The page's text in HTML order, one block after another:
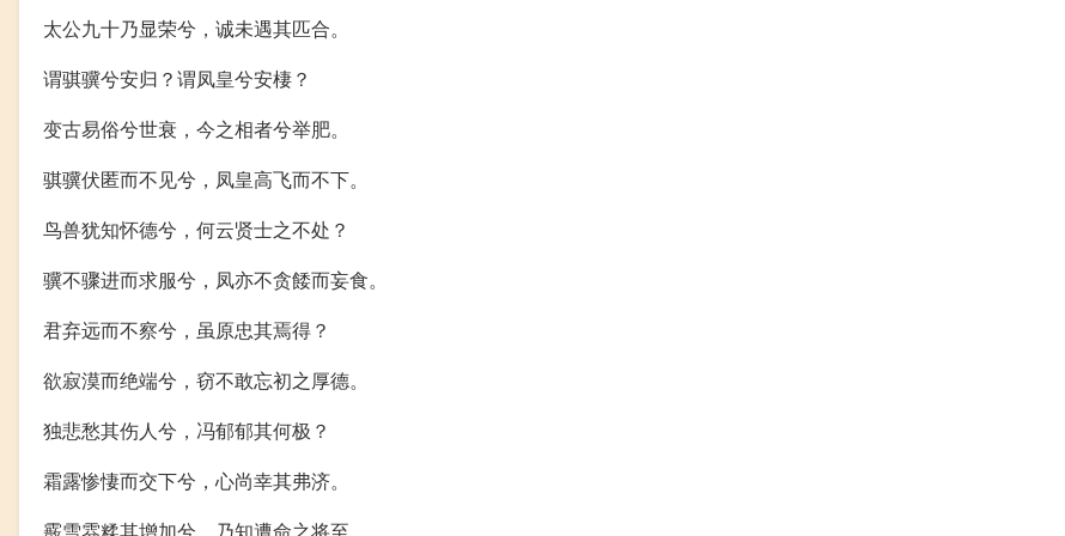
太公九十乃显荣兮，诚未遇其匹合。
谓骐骥兮安归？谓凤皇兮安棲？
变古易俗兮世衰，今之相者兮举肥。
骐骥伏匿而不见兮，凤皇高飞而不下。
鸟兽犹知怀德兮，何云贤士之不处？
骥不骤进而求服兮，凤亦不贪餧而妄食。
君弃远而不察兮，虽原忠其焉得？
欲寂漠而绝端兮，窃不敢忘初之厚德。
独悲愁其伤人兮，冯郁郁其何极？
霜露惨悽而交下兮，心尚幸其弗济。
霰雪雰糅其增加兮，乃知遭命之将至。